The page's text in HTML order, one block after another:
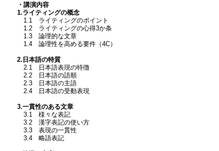
・講演内容
1.ライティングの概念
1.1 ライティングのポイント
1.2 ライティングの心得3か条
1.3 論理的な文章
1.4 論理性を高める要件（4C）
2.日本語の特質
2.1 日本語表現の特徴
2.2 日本語の語順
2.3 日本語の主語
2.4 日本語の受動表現
3.一貫性のある文章
3.1 様々な表記
3.2 漢字表記の使い方
3.3 表現の一貫性
3.4 略語表記